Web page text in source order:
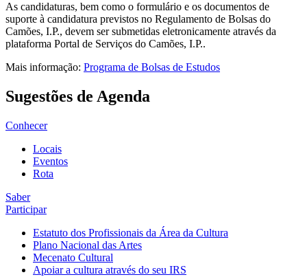
As candidaturas, bem como o formulário e os documentos de
suporte à candidatura previstos no Regulamento de Bolsas do
Camões, I.P., devem ser submetidas eletronicamente através da
plataforma Portal de Serviços do Camões, I.P..
Mais informação: Programa de Bolsas de Estudos
Sugestões de Agenda
Conhecer
Locais
Eventos
Rota
Saber
Participar
Estatuto dos Profissionais da Área da Cultura
Plano Nacional das Artes
Mecenato Cultural
Apoiar a cultura através do seu IRS